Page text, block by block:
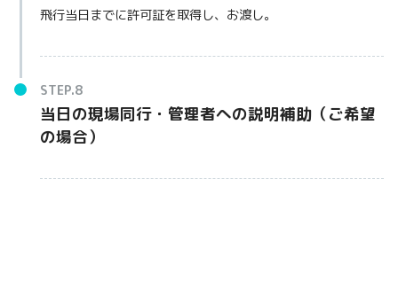
飛行当日までに許可証を取得し、お渡し。
当日の現場同行・管理者への説明補助（ご希望
の場合）